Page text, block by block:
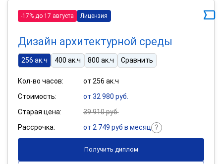
-17% до 17 августа Лицензия
Дизайн архитектурной среды
256 ак.ч 400 ак.ч 800 ак.ч Сравнить
Кол-во часов:
от 256 ак.ч
Стоимость:
от 32 980 руб.
Старая цена:
39 910 руб.
Рассрочка:
от 2 749 руб в месяц
Получить диплом